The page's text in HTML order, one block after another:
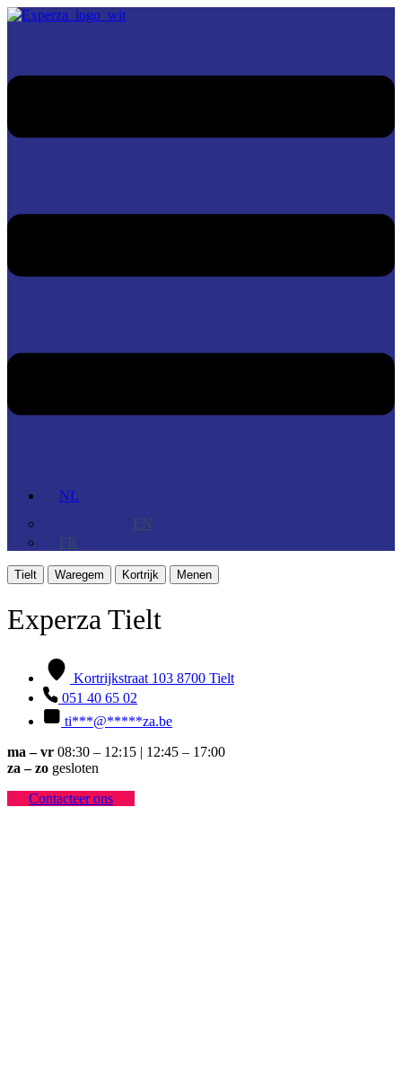
NL
EN
FR
Tielt Waregem Kortrijk Menen
Experza Tielt
Kortrijkstraat 103 8700 Tielt
051 40 65 02
ti***@*****za.be
ma – vr 08:30 – 12:15 | 12:45 – 17:00
za – zo gesloten
Contacteer ons